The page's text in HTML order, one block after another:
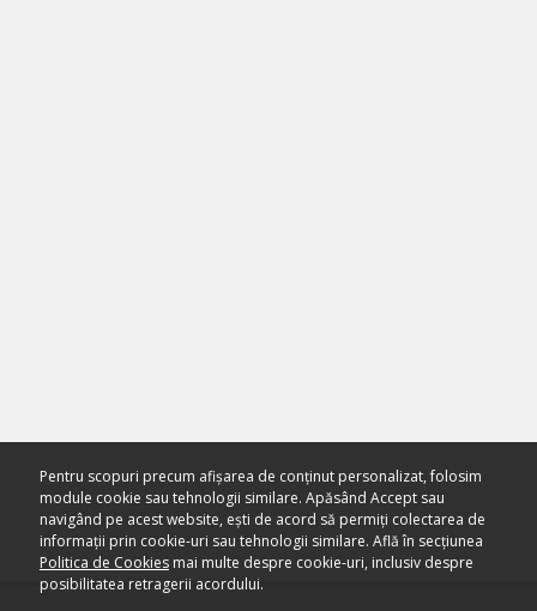
Pentru scopuri precum afișarea de conținut personalizat, folosim
module cookie sau tehnologii similare. Apăsând Accept sau
navigând pe acest website, ești de acord să permiți colectarea de
informații prin cookie-uri sau tehnologii similare. Află în secțiunea
Politica de Cookiesmai multe despre cookie-uri, inclusiv despre
posibilitatea retragerii acordului.